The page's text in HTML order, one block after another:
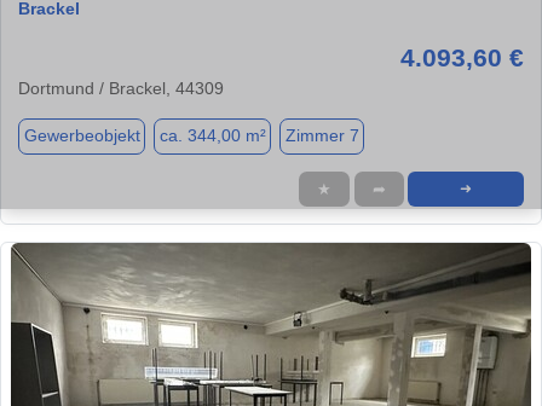
Brackel
4.093,60 €
Dortmund / Brackel, 44309
Gewerbeobjekt ca. 344,00 m² Zimmer 7
★ ➦ ➜